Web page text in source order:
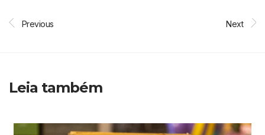
Previous Next
Leia também